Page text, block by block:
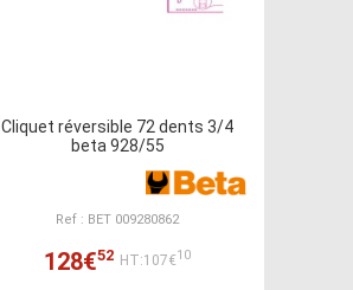
Cliquet réversible 72 dents 3/4
beta 928/55
Ref : BET 009280862
128€52 HT:107€10